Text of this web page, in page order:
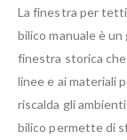
La finestra per tetti
bilico manuale è
finestra storica
linee e ai materiali
riscalda gli
bilico permette di